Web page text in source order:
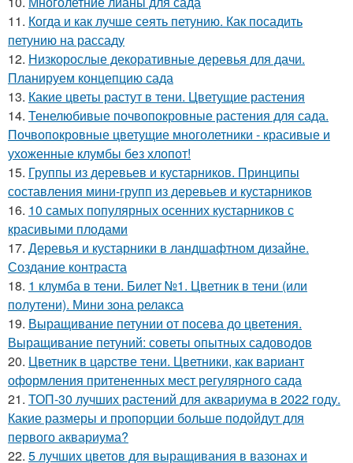
11. Когда и как лучше сеять петунию. Как посадить
петунию на рассаду
12. Низкорослые декоративные деревья для дачи.
Планируем концепцию сада
13. Какие цветы растут в тени. Цветущие растения
14. Тенелюбивые почвопокровные растения для сада.
Почвопокровные цветущие многолетники - красивые и
ухоженные клумбы без хлопот!
15. Группы из деревьев и кустарников. Принципы
составления мини-групп из деревьев и кустарников
16. 10 самых популярных осенних кустарников с
красивыми плодами
17. Деревья и кустарники в ландшафтном дизайне.
Создание контраста
18. 1 клумба в тени. Билет №1. Цветник в тени (или
полутени). Мини зона релакса
19. Выращивание петунии от посева до цветения.
Выращивание петуний: советы опытных садоводов
20. Цветник в царстве тени. Цветники, как вариант
оформления притененных мест регулярного сада
21. ТОП-30 лучших растений для аквариума в 2022 году.
Какие размеры и пропорции больше подойдут для
первого аквариума?
22. 5 лучших цветов для выращивания в вазонах и